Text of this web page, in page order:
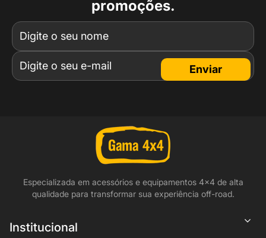
promoções.
Enviar
Especializada em acessórios e equipamentos 4x4 de alta
qualidade para transformar sua experiência off-road.
Institucional